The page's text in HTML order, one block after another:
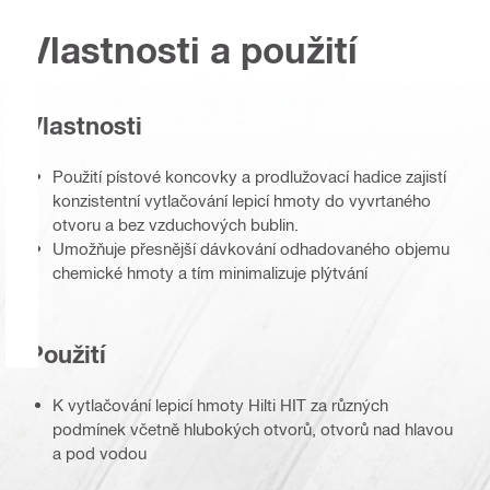
Vlastnosti a použití
Vlastnosti
Použití pístové koncovky a prodlužovací hadice zajistí
konzistentní vytlačování lepicí hmoty do vyvrtaného
otvoru a bez vzduchových bublin.
Umožňuje přesnější dávkování odhadovaného objemu
chemické hmoty a tím minimalizuje plýtvání
Použití
K vytlačování lepicí hmoty Hilti HIT za různých
podmínek včetně hlubokých otvorů, otvorů nad hlavou
a pod vodou